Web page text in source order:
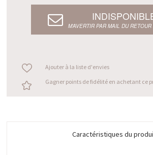
M’AVERTIR PAR MAIL DU
Ajouter à la liste d'envies
Gagner points de fidélité en achetant ce
Caractéristiques du